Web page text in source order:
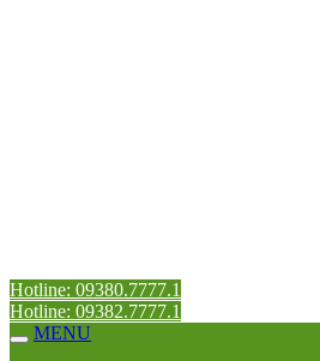
Hotline: 09380.7777.1
Hotline: 09382.7777.1
MENU